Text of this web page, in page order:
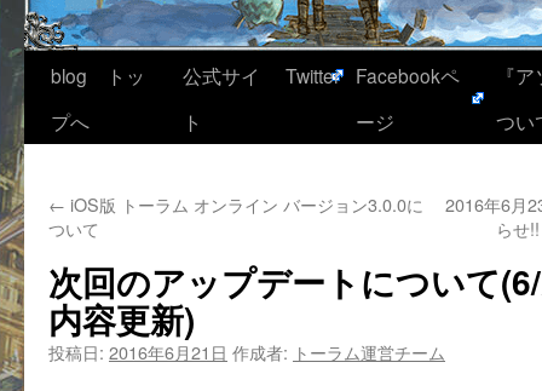
blog トッ
プへ
公式サイ
ト
Twitter
Facebookペ
ージ
『
つい
← iOS版 トーラム オンライン バージョン3.0.0に
ついて
2016年6月
らせ
次回のアップデートについて
内容更新)
投稿日: 2016年6月21日 作成者: トーラム運営チーム